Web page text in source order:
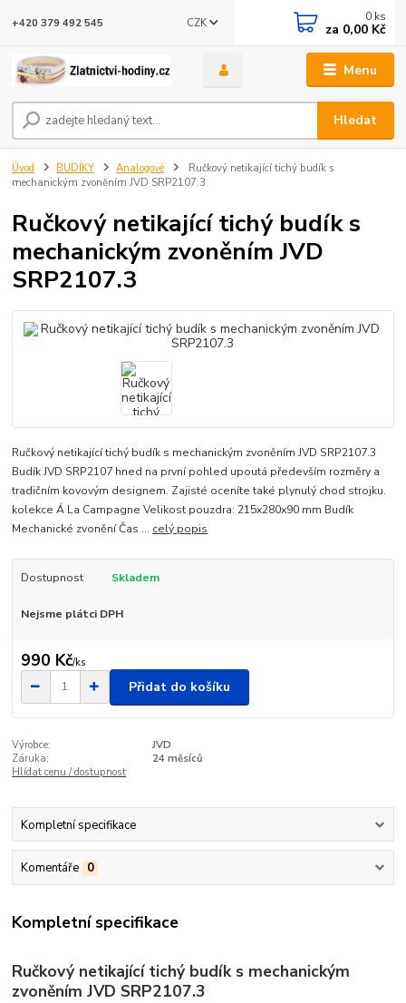
Menu
CZK
Hledat
+420 379 492 545 0 ks
za 0,00 Kč
Úvod BUDÍKY Analogové
Ručkový netikající tichý budík s
mechanickým zvoněním JVD SRP2107.3
Ručkový netikající tichý budík s
mechanickým zvoněním JVD
SRP2107.3
Ručkový netikající tichý budík s mechanickým zvoněním JVD SRP2107.3
Budík JVD SRP2107 hned na první pohled upoutá především rozměry a
tradičním kovovým designem. Zajisté oceníte také plynulý chod strojku.
kolekce Á La Campagne Velikost pouzdra: 215x280x90 mm Budík
Mechanické zvonění Čas ... celý popis
Dostupnost Skladem
Nejsme plátci DPH
990 Kč/ks
Přidat do košíku
Výrobce:
JVD
Záruka:
24 měsíců
Hlídat cenu / dostupnost
Kompletní specifikace
Komentáře 0
Kompletní specifikace
Ručkový netikající tichý budík s mechanickým
zvoněním JVD SRP2107.3